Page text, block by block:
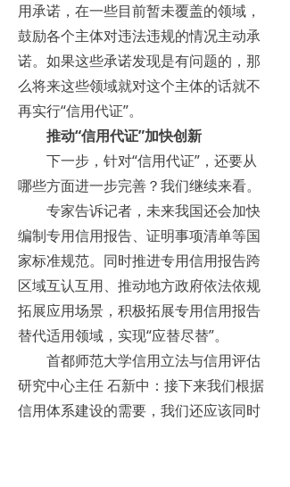
用承诺，在一些目前暂未覆盖的领域，
鼓励各个主体对违法违规的情况主动承
诺。如果这些承诺发现是有问题的，那
么将来这些领域就对这个主体的话就不
再实行“信用代证”。
推动“信用代证”加快创新
下一步，针对“信用代证”，还要从
哪些方面进一步完善？我们继续来看。
专家告诉记者，未来我国还会加快
编制专用信用报告、证明事项清单等国
家标准规范。同时推进专用信用报告跨
区域互认互用、推动地方政府依法依规
拓展应用场景，积极拓展专用信用报告
替代适用领域，实现“应替尽替”。
首都师范大学信用立法与信用评估
研究中心主任 石新中：接下来我们根据
信用体系建设的需要，我们还应该同时